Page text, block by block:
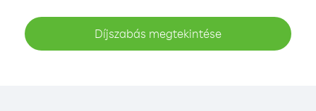
Díjszabás megtekintése